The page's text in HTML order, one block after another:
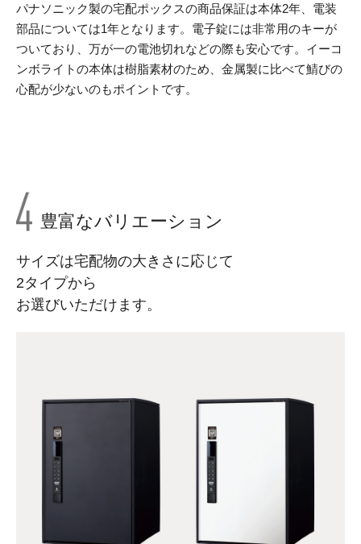
パナソニック製の宅配ポックスの商品保証は本体2年、電装
部品については1年となります。電子錠には非常用のキーが
ついており、万が一の電池切れなどの際も安心です。イーコ
ンボライトの本体は樹脂素材のため、金属製に比べて鯖びの
心配が少ないのもポイントです。
豊富なバリエーション
サイズは宅配物の大きさに応じて
2タイプから
お選びいただけます。